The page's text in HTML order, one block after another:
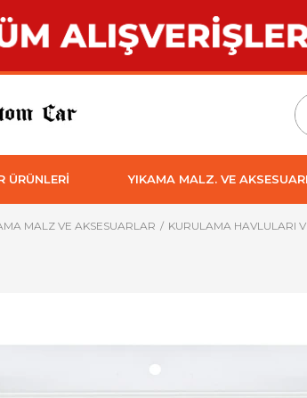
ÜRÜNLERİ YIKAMA MALZ. VE
MALZ VE AKSESUARLAR KURULAMA HAVLULARI